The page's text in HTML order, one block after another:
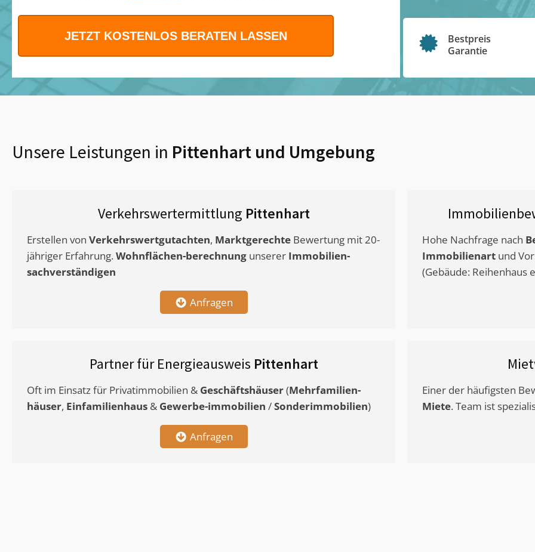
Bestpreis
Garantie
Unsere Leistungen in Pittenhart und Umgebung
Verkehrswertermittlung Pittenhart
Erstellen von Verkehrswertgutachten, Marktgerechte Bewertung mit 20-
jähriger Erfahrung. Wohnflächen-berechnung unserer Immobilien-
sachverständigen
Anfragen
Hohe Nachfrage nach
Immobilienart und
(Gebäude: Reihenhaus
Partner für Energieausweis Pittenhart
Oft im Einsatz für Privatimmobilien & Geschäftshäuser(Mehrfamilien-
häuser, Einfamilienhaus & Gewerbe-immobilien /Sonderimmobilien)
Anfragen
Einer der häufigsten
Miete. Team ist